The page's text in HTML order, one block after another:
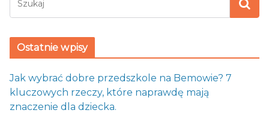
Ostatnie wpisy
Jak wybrać dobre przedszkole na Bemowie? 7
kluczowych rzeczy, które naprawdę mają
znaczenie dla dziecka.